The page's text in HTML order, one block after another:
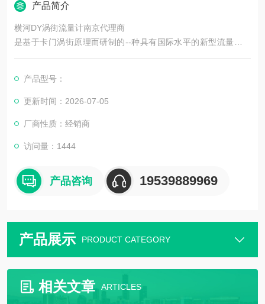
产品简介
横河DY涡街流量计南京代理商
是基于卡门涡街原理而研制的--种具有国际水平的新型流量计。
由于它具有其它流量计不可兼得的优点，自七十年代以来得到了
街流量计的比例大幅度上升，已广泛应用于各个领域。
产品型号：
更新时间：2026-07-05
厂商性质：经销商
访问量：1444
产品咨询 19539889969
产品展示 PRODUCT CATEGORY
相关文章 ARTICLES